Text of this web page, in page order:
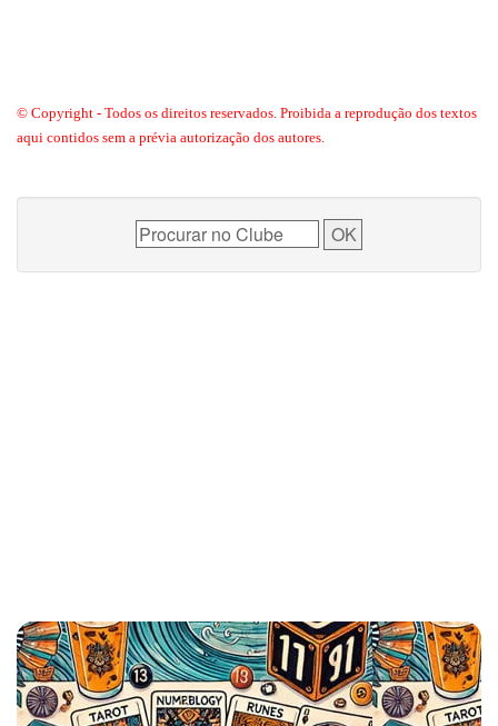
© Copyright - Todos os direitos reservados. Proibida a reprodução dos textos
aqui contidos sem a prévia autorização dos autores.